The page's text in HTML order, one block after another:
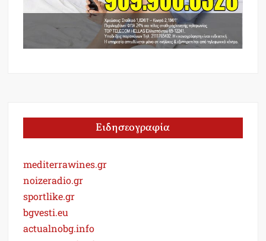
Ειδησεογραφία
mediterrawines.gr
noizeradio.gr
sportlike.gr
bgvesti.eu
actualnobg.info